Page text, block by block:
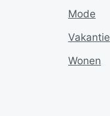
Mode
Vakantie
Wonen